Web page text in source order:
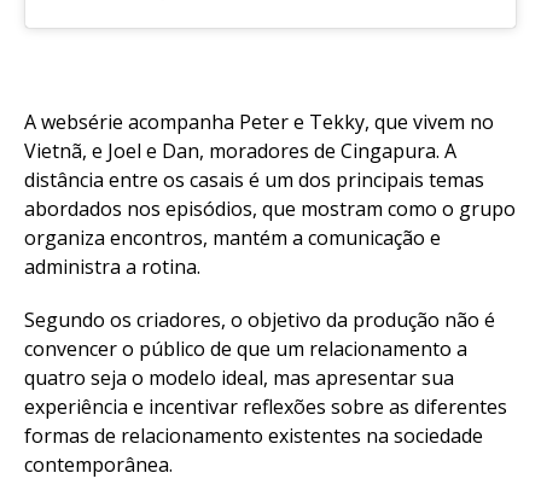
A websérie acompanha Peter e Tekky, que vivem no
Vietnã, e Joel e Dan, moradores de Cingapura. A
distância entre os casais é um dos principais temas
abordados nos episódios, que mostram como o grupo
organiza encontros, mantém a comunicação e
administra a rotina.
Segundo os criadores, o objetivo da produção não é
convencer o público de que um relacionamento a
quatro seja o modelo ideal, mas apresentar sua
experiência e incentivar reflexões sobre as diferentes
formas de relacionamento existentes na sociedade
contemporânea.